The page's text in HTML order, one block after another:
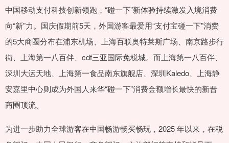
中国移动支付科技创新领跑，“碰一下”新体验持续激发入境消费
向“新”力。国庆假期前5天，外国游客最爱用“支付宝碰一下”消费
的5大商圈分布在浦东机场、上海百联奥特莱斯广场、南京路步行
街、上海第一八百伴、cdf三亚国际免税城。而上海第一八百伴、
深圳大运天地、上海第一食品南东旗舰店、深圳Kaledo、上海静
安嘉里中心则成为外国人来华“碰一下”消费金额增长最快的新晋
商圈顶流。
为进一步助力全球游客在中国畅游畅买畅玩，2025 年以来，在税